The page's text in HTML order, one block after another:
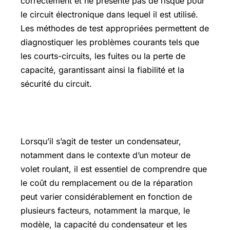
le circuit électronique dans lequel il est utilisé.
Les méthodes de test appropriées permettent de
diagnostiquer les problèmes courants tels que
les courts-circuits, les fuites ou la perte de
capacité, garantissant ainsi la fiabilité et la
sécurité du circuit.
Lorsqu’il s’agit de tester un condensateur,
notamment dans le contexte d’un moteur de
volet roulant, il est essentiel de comprendre que
le coût du remplacement ou de la réparation
peut varier considérablement en fonction de
plusieurs facteurs, notamment la marque, le
modèle, la capacité du condensateur et les